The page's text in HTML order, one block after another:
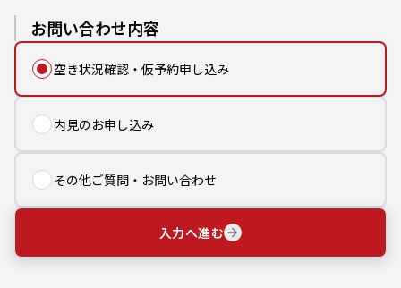
お問い合わせ内容
空き状況確認・仮予約申し込み
内見のお申し込み
その他ご質問・お問い合わせ
入力へ進む